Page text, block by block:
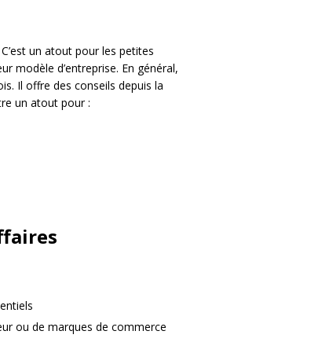
un atout pour les petites
modèle d’entreprise. En général,
Il offre des conseils depuis la
un atout pour :
ou de marques de commerce